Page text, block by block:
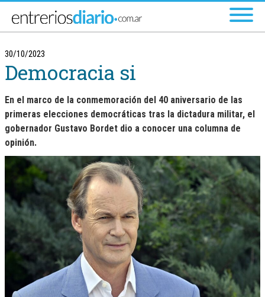
30/10/2023
Democracia si
En el marco de la conmemoración del 40 aniversario de las
primeras elecciones democráticas tras la dictadura militar, el
gobernador Gustavo Bordet dio a conocer una columna de
opinión.